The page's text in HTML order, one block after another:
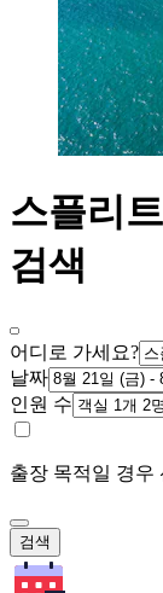
스플리
검색
어디로 가세요?
날짜
인원 수
출장 목적일 경우
검색